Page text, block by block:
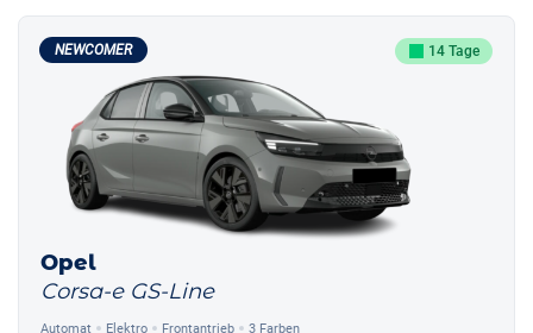
NEWCOMER 14 Tage
Opel
Corsa-e GS-Line
Automat Elektro Frontantrieb 3 Farben